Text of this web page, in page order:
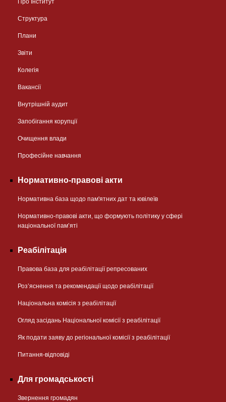
Структура
Плани
Звіти
Колегія
Вакансії
Внутрішній аудит
Запобігання корупції
Очищення влади
Професійне навчання
Нормативно-правові акти
Нормативна база щодо пам'ятних дат та ювілеїв
Нормативно-правові акти, що формують політику у сфері
національної памʼяті
Реабілітація
Правова база для реабілітації репресованих
Розʼяснення та рекомендації щодо реабілітації
Національна комісія з реабілітації
Огляд засідань Національної комісії з реабілітації
Як подати заяву до регіональної комісії з реабілітації
Питання-відповіді
Для громадськості
Звернення громадян